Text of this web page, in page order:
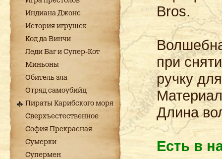
Индиана Джонс
История игрушек
Код да Винчи
Леди Баг и Супер-Кот
Миньоны
Обитель зла
Отряд самоубийц
Пираты Карибского моря
Сверхъестественное
София Прекрасная
Сумерки
Супермен
Bros.
при
ручку
Длина
Есть в